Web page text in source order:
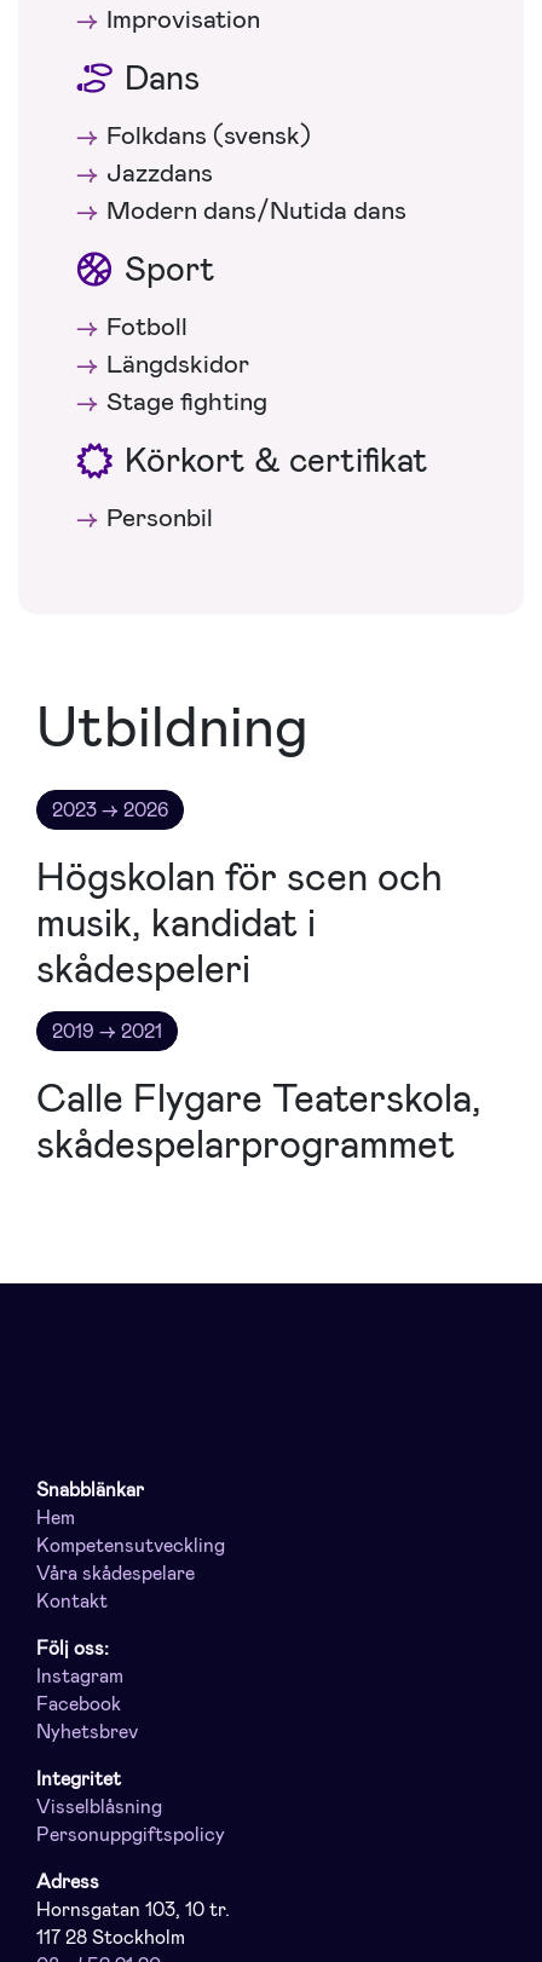
Improvisation
Dans
Folkdans (svensk)
Jazzdans
Modern dans/Nutida dans
Sport
Fotboll
Längdskidor
Stage fighting
Körkort & certifikat
Personbil
Utbildning
2023 → 2026
Högskolan för scen och
musik, kandidat i
skådespeleri
2019 → 2021
Calle Flygare Teaterskola,
skådespelarprogrammet
Snabblänkar
Hem
Kompetensutveckling
Våra skådespelare
Kontakt
Följ oss:
Instagram
Facebook
Nyhetsbrev
Integritet
Visselblåsning
Personuppgiftspolicy
Adress
Hornsgatan 103, 10 tr.
117 28 Stockholm